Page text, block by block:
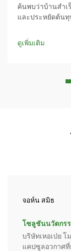
ค้นพบว่าบ้านสำเ
และประหยัดต้นทุ
และประหยัดค่าใ
แบบดั้งเดิม สำร
ดูเพิ่มเติม
จอห์น สมิธ
โซลูชันนวัตกร
บริษัทเหอเป่ย โ
แคปซูลอวกาศที่